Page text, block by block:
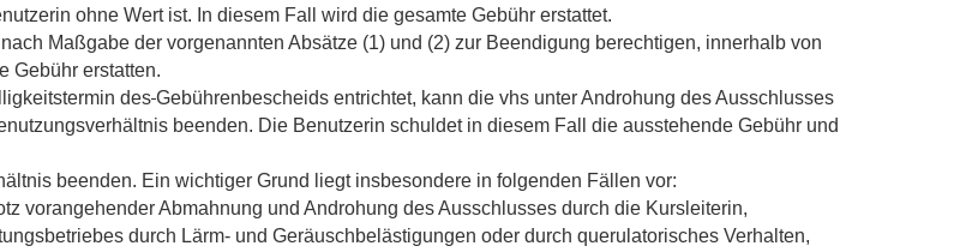
ohne Wert ist. In diesem Fall wird die gesamte Gebühr erstattet.
Maßgabe der vorgenannten Absätze (1) und (2) zur Beendigung berechtigen, innerhalb von
Gebühr erstatten.
des Gebührenbescheids entrichtet, kann die vhs unter Androhung des Ausschlusses
beenden. Die Benutzerin schuldet in diesem Fall die ausstehende Gebühr und
beenden. Ein wichtiger Grund liegt insbesondere in folgenden Fällen vor:
vorangehender Abmahnung und Androhung des Ausschlusses durch die Kursleiterin,
durch Lärm- und Geräuschbelästigungen oder durch querulatorisches Verhalten,